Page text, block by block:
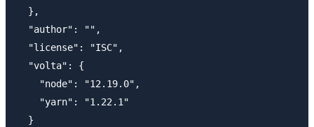
  },
  "author": "",
  "license": "ISC",
  "volta": {
    "node": "12.19.0",
    "yarn": "1.22.1"
  }